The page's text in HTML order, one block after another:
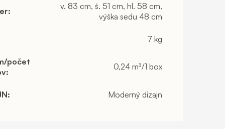
:
v. 83 cm, š. 51 cm, hl. 58 cm,
výška sedu 48 cm
7 kg
počet
:
0,24 m³/1 box
: Moderný dizajn